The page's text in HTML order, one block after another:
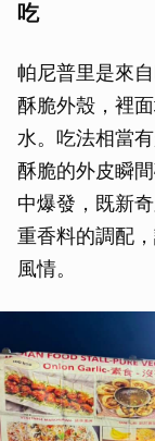
吃
帕尼普里是來
酥脆外殼，裡
水。吃法相當
酥脆的外皮瞬
中爆發，既新
重香料的調配
風情。